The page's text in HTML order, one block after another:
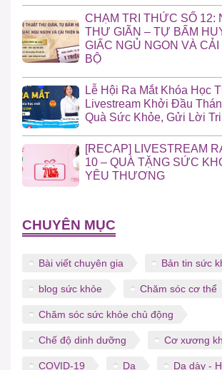
CHẠM TRI THỨC SỐ 12:
THƯ GIÃN – TỰ BẤM
GIẤC NGỦ NGON VÀ
BỘ
Lễ Hội Ra Mắt Khóa Học
Livestream Khởi Đầu
Quà Sức Khỏe, Gửi Lời
[RECAP] LIVESTREAM
10 – QUÀ TẶNG SỨC
YÊU THƯƠNG
CHUYÊN MỤC
Bài viết chuyên gia Bản tin sức
blog sức khỏe Chăm sóc cơ thể
Chăm sóc sức khỏe chủ động
Chế độ dinh dưỡng Cơ xương
COVID-19 Da Dạ dày -